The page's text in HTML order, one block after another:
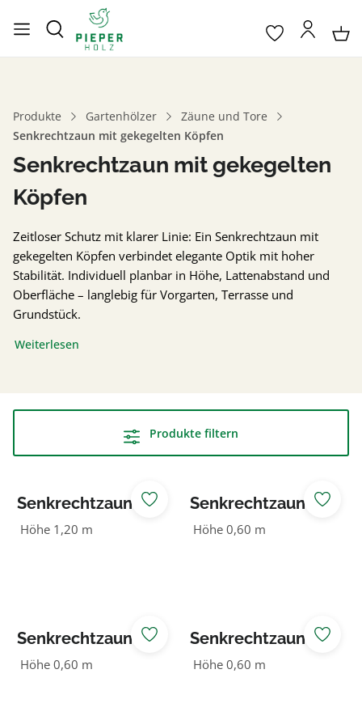
Produkte Gartenhölzer
Zäune und Tore
Senkrechtzaun mit gekegelten Köpfen
Senkrechtzaun mit gekegelten
Köpfen
Zeitloser Schutz mit klarer Linie: Ein Senkrechtzaun mit
gekegelten Köpfen verbindet elegante Optik mit hoher
Stabilität. Individuell planbar in Höhe, Lattenabstand und
Oberfläche – langlebig für Vorgarten, Terrasse und
Grundstück.
Weiterlesen
Produkte filtern
Senkrechtzaun 60
mm braun
Höhe 1,20 m
Senkrechtzaun 60
mm braun mit
Höhe 0,60 m
Senkrechtzaun 60
mm grün
Höhe 0,60 m
Senkrechtzaun 60
mm grün mit
Höhe 0,60 m